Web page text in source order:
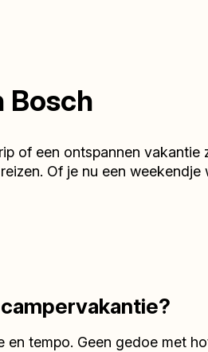
Bosch
of een ontspannen vakantie
Of je nu een
en tempo. Geen gedoe met